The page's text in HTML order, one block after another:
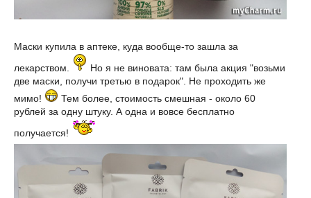
Маски купила в аптеке, куда вообще-то зашла за
лекарством.
Но я не виновата: там была акция "возьми
две маски, получи третью в подарок". Не проходить же
мимо!
Тем более, стоимость смешная - около 60
рублей за одну штуку. А одна и вовсе бесплатно
получается!